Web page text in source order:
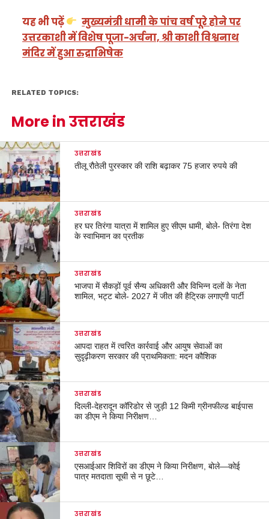
यह भी पढ़ें
मुख्यमंत्री धामी के पांच वर्ष पूरे होने पर
उत्तरकाशी में विशेष पूजा-अर्चना, श्री काशी विश्वनाथ
मंदिर में हुआ रुद्राभिषेक
RELATED TOPICS:
More in उत्तराखंड
उत्तराखंड
तीलू रौतेली पुरस्कार की राशि बढ़ाकर 75 हजार रुपये की
उत्तराखंड
हर घर तिरंगा यात्रा में शामिल हुए सीएम धामी, बोले- तिरंगा देश
के स्वाभिमान का प्रतीक
उत्तराखंड
भाजपा में सैकड़ों पूर्व सैन्य अधिकारी और विभिन्न दलों के नेता
शामिल, भट्ट बोले- 2027 में जीत की हैट्रिक लगाएगी पार्टी
उत्तराखंड
आपदा राहत में त्वरित कार्रवाई और आयुष सेवाओं का
सुदृढ़ीकरण सरकार की प्राथमिकता: मदन कौशिक
उत्तराखंड
दिल्ली-देहरादून कॉरिडोर से जुड़ी 12 किमी ग्रीनफील्ड बाईपास
का डीएम ने किया निरीक्षण…
उत्तराखंड
एसआईआर शिविरों का डीएम ने किया निरीक्षण, बोले—कोई
पात्र मतदाता सूची से न छूटे…
उत्तराखंड